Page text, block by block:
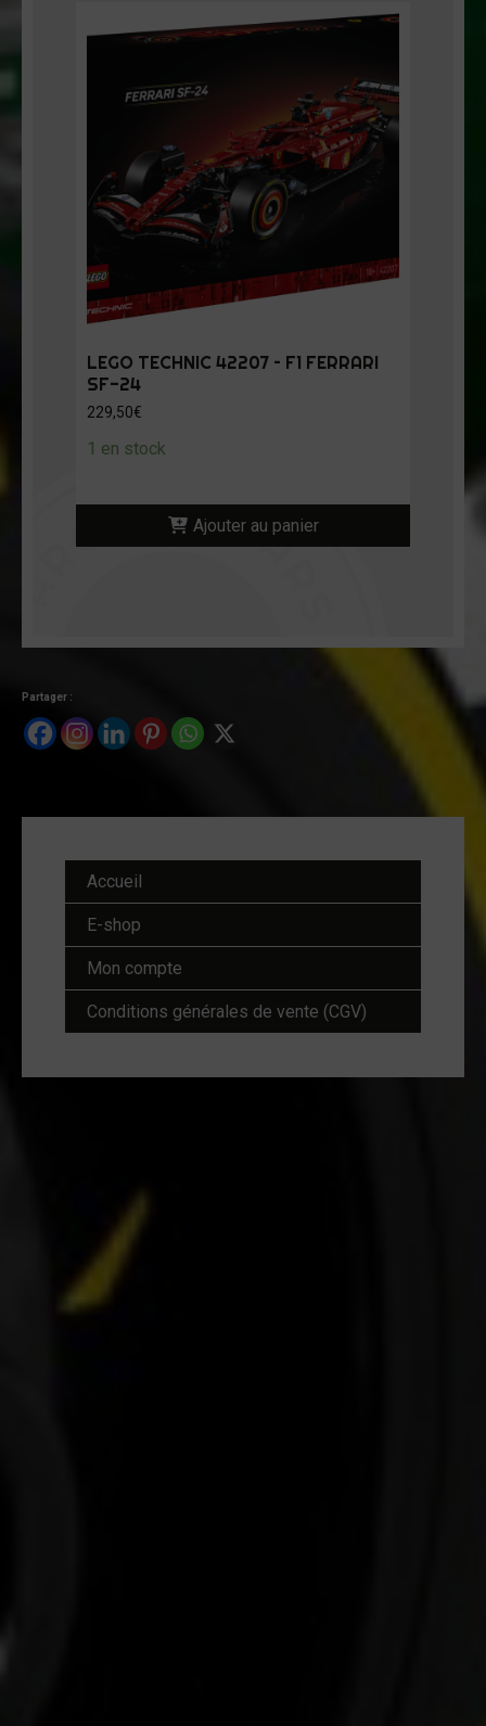
LEGO TECHNIC 42207 – F1 FERRARI
SF-24
229,50€
1 en stock
Ajouter au panier
Partager :
Accueil
E-shop
Mon compte
Conditions générales de vente (CGV)